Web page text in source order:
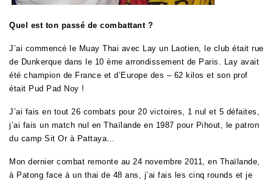
Quel est ton passé de combattant ?
J’ai commencé le Muay Thai avec Lay un Laotien, le club était rue
de Dunkerque dans le 10 ème arrondissement de Paris. Lay avait
été champion de France et d’Europe des – 62 kilos et son prof
était Pud Pad Noy !
J’ai fais en tout 26 combats pour 20 victoires, 1 nul et 5 défaites,
j’ai fais un match nul en Thaïlande en 1987 pour Pihout, le patron
du camp Sit Or à Pattaya…
Mon dernier combat remonte au 24 novembre 2011, en Thaïlande,
à Patong face à un thai de 48 ans, j’ai fais les cinq rounds et je